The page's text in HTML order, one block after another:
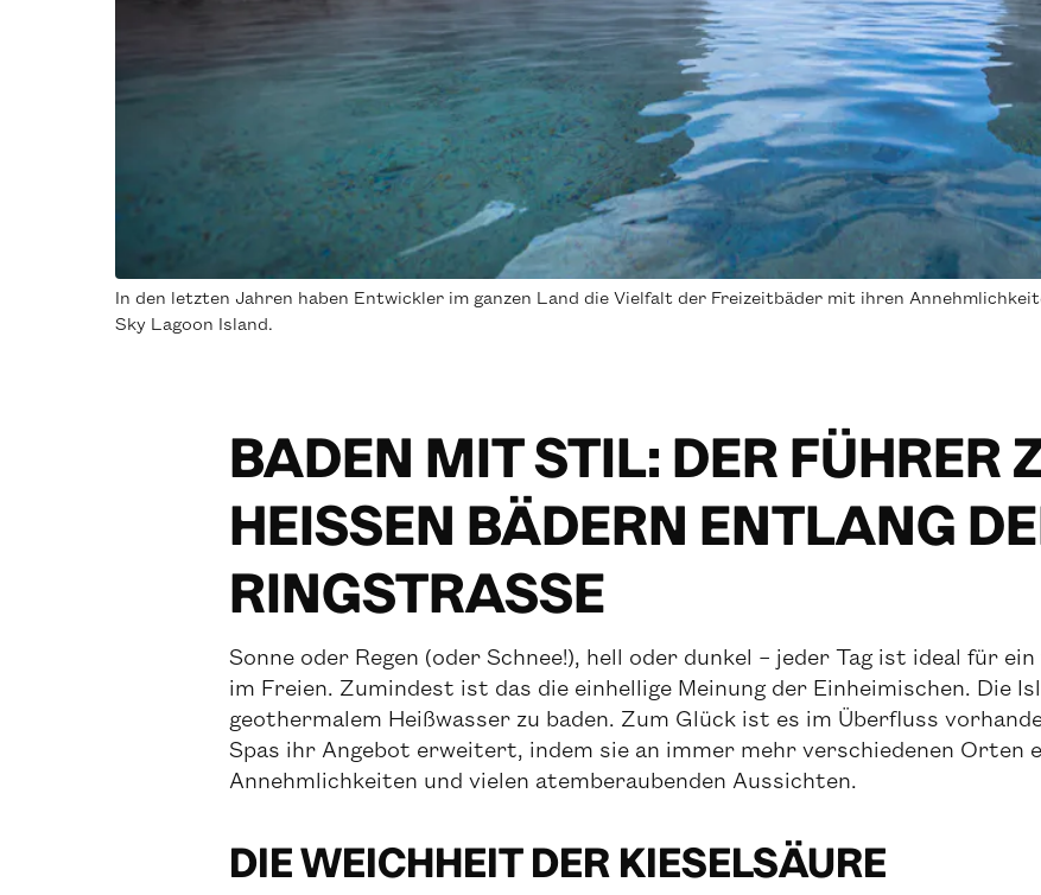
In den letzten Jahren haben Entwickler im ganzen Land die Vielfalt der Freizeitbäder mit ihren
Sky Lagoon Island.
BADEN MIT STIL: DER FÜHRER
HEISSEN BÄDERN ENTLANG DER
INGSTRASSE
Sonne oder Regen (oder Schnee!), hell oder dunkel – jeder Tag ist ideal für
im Freien. Zumindest ist das die einhellige Meinung der Einheimischen. Die
geothermalem Heißwasser zu baden. Zum Glück ist es im Überfluss
Spas ihr Angebot erweitert, indem sie an immer mehr verschiedenen Orten
Annehmlichkeiten und vielen atemberaubenden Aussichten.
DIE WEICHHEIT DER KIESELSÄURE